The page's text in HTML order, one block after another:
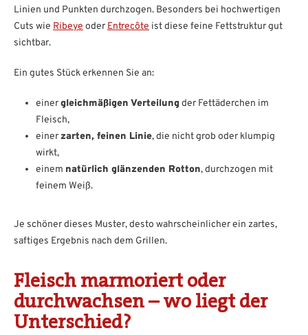
Linien und Punkten durchzogen. Besonders bei hochwertigen
Cuts wie Ribeye oder Entrecôte ist diese feine Fettstruktur gut
sichtbar.
Ein gutes Stück erkennen Sie an:
einergleichmäßigen Verteilungder Fettäderchen im
Fleisch,
einerzarten, feinen Linie, die nicht grob oder klumpig
wirkt,
einem natürlich glänzenden Rotton, durchzogen mit
feinem Weiß.
Je schöner dieses Muster, desto wahrscheinlicher ein zartes,
saftiges Ergebnis nach dem Grillen.
Fleisch marmoriert oder
durchwachsen – wo liegt der
Unterschied?